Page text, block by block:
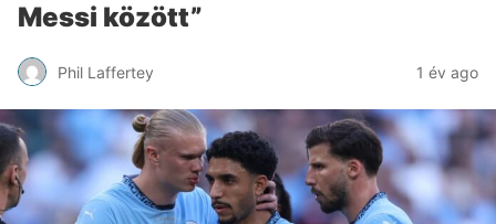
Messi között”
Phil Laffertey 1 év ago